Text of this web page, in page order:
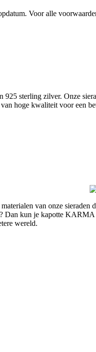
Voor alle
sterling zilver. Onze
hoge kwaliteit voor
van onze
Dan kun je kapotte
wereld.